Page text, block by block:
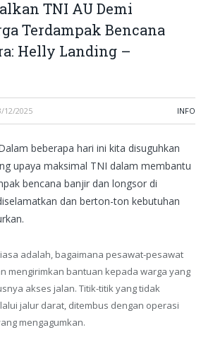
TNI AU Demi
Terdampak Bencana
Helly Landing –
12/2025 INFO
beberapa hari ini kita disuguhkan
upaya maksimal TNI dalam membantu
bencana banjir dan longsor di
dan berton-ton kebutuhan
adalah, bagaimana pesawat-pesawat
mengirimkan bantuan kepada warga yang
akses jalan. Titik-titik yang tidak
jalur darat, ditembus dengan operasi
mengagumkan.